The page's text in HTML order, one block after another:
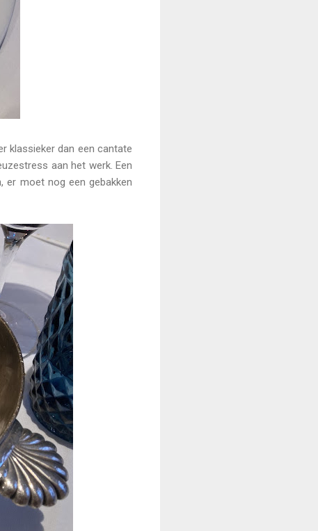
klassieker dan een cantate
aan het werk. Een
er moet nog een gebakken